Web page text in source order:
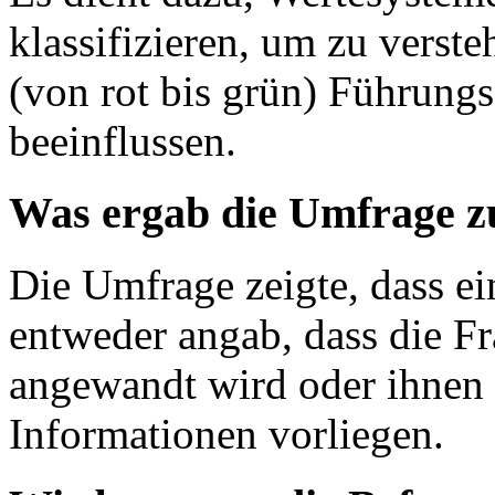
klassifizieren, um zu
(von rot bis grün)
beeinflussen.
Was ergab die Umfrage
Die Umfrage zeigte, dass
entweder angab, dass die
angewandt wird oder
Informationen vorliegen.